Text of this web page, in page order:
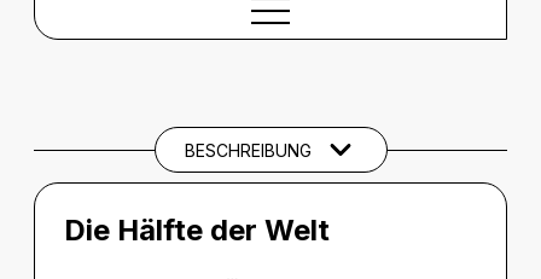
BESCHREIBUNG
Die Hälfte der Welt